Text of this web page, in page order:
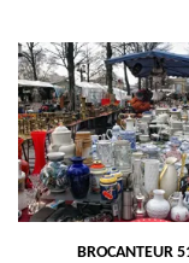
BROCANTEUR